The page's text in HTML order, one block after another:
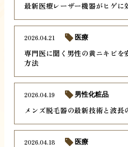
最新医療レーザー機器がヒゲに
専門医に聞く男性の黄ニキビを
方法
2026.04.21 医療
メンズ脱毛器の最新技術と波長
2026.04.19 男性化粧品
2026.04.18 医療